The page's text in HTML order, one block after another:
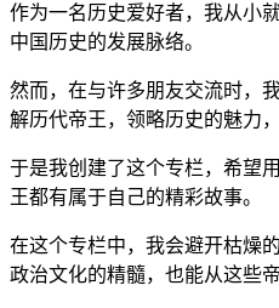
作为一名历史爱好者，我从小
中国历史的发展脉络。
然而，在与许多朋友交流时，
解历代帝王，领略历史的魅力
于是我创建了这个专栏，希望
王都有属于自己的精彩故事。
在这个专栏中，我会避开枯燥
政治文化的精髓，也能从这些